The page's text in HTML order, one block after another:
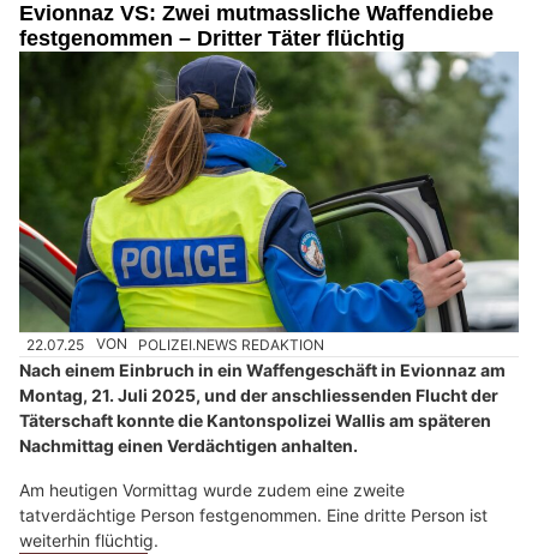
Evionnaz VS: Zwei mutmassliche Waffendiebe
festgenommen – Dritter Täter flüchtig
22.07.25 VON POLIZEI.NEWS REDAKTION
Nach einem Einbruch in ein Waffengeschäft in Evionnaz am
Montag, 21. Juli 2025, und der anschliessenden Flucht der
Täterschaft konnte die Kantonspolizei Wallis am späteren
Nachmittag einen Verdächtigen anhalten.
Am heutigen Vormittag wurde zudem eine zweite
tatverdächtige Person festgenommen. Eine dritte Person ist
weiterhin flüchtig.